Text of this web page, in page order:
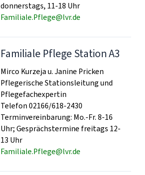
donnerstags, 11-18 Uhr
Familiale.Pflege@lvr.de
Familiale Pflege Station A3
Mirco Kurzeja u. Janine Pricken
Pflegerische Stationsleitung und
Pflegefachexpertin
Telefon 02166/618-2430
Terminvereinbarung: Mo.-Fr. 8-16
Uhr; Gesprächstermine freitags 12-
13 Uhr
Familiale.Pflege@lvr.de